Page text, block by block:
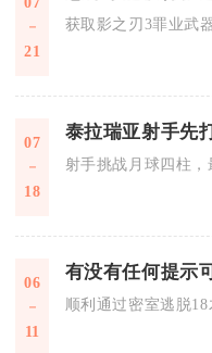
21
获取影之刃3罪业武
07
18
射手挑战月球四柱
06
11
顺利通过密室逃脱